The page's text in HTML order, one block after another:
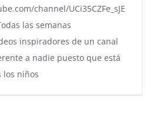
channel/UCi35CZFe_sJE
las semanas
inspiradores de un canal
a nadie puesto que está
los niños